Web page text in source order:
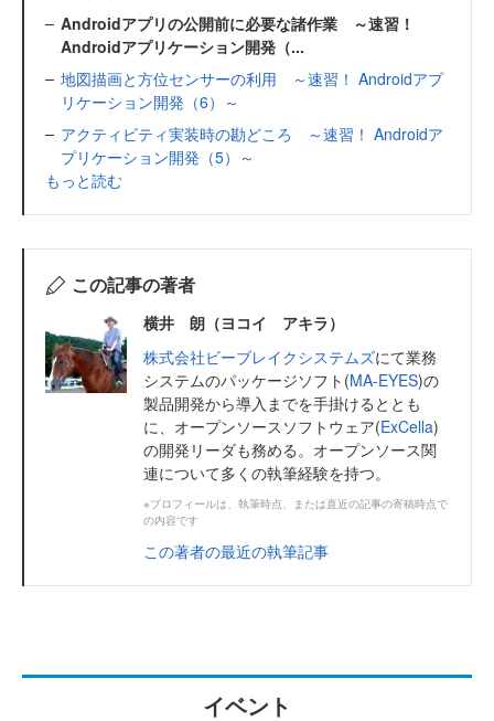
Androidアプリの公開前に必要な諸作業 ～速習！
Androidアプリケーション開発（...
地図描画と方位センサーの利用 ～速習！ Androidアプ
リケーション開発（6）～
アクティビティ実装時の勘どころ ～速習！ Androidア
プリケーション開発（5）～
もっと読む
この記事の著者
横井 朗（ヨコイ アキラ）
株式会社ビーブレイクシステムズにて業務
システムのパッケージソフト(MA-EYES)の
製品開発から導入までを手掛けるととも
に、オープンソースソフトウェア(ExCella)
の開発リーダも務める。オープンソース関
連について多くの執筆経験を持つ。
※プロフィールは、執筆時点、または直近の記事の寄稿時点で
の内容です
この著者の最近の執筆記事
イベント